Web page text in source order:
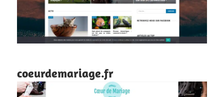
coeurdemariage.fr